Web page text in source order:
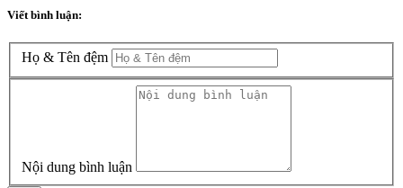
Viết bình luận:
Họ & Tên đệm
Nội dung bình luận